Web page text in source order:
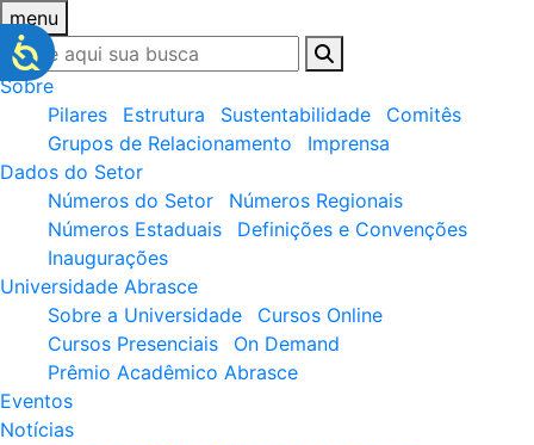
menu
Sobre
Pilares
Estrutura Sustentabilidade
Comitês
Grupos de Relacionamento
Imprensa
Dados do Setor
Números do Setor
Números Regionais
Números Estaduais
Definições e Convenções
Inaugurações
Universidade Abrasce
Sobre a Universidade
Cursos Online
Cursos Presenciais
On Demand
Prêmio Acadêmico Abrasce
Eventos
Notícias